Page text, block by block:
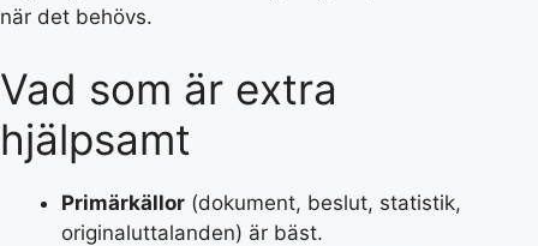
när det behövs.
Vad som är extra
hjälpsamt
Primärkällor (dokument, beslut, statistik,
originaluttalanden) är bäst.